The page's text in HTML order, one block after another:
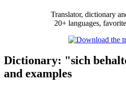
Translator, dictionary
20+ languages,
Dictionary: "sich
and examples